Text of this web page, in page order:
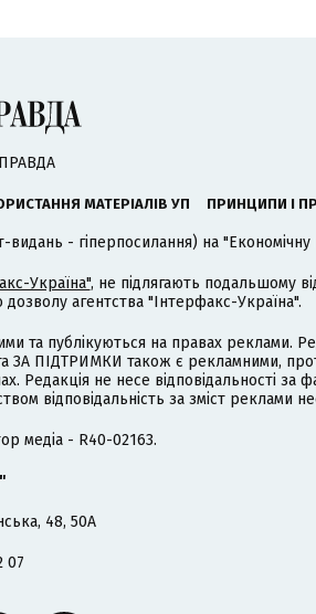
МАТЕРІАЛІВ УП ПРИНЦИПИ І
- гіперпосилання) на "Економічну
Україна", не підлягають подальшому
агентства "Інтерфакс-Україна".
та публікуються на правах реклами.
ЗА ПІДТРИМКИ також є рекламними,
Редакція не несе відповідальності за
відповідальність за зміст реклами
медіа - R40-02163.
48, 50А
07